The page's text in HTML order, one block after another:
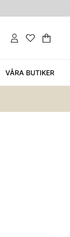
.
VÅRA BUTIKER